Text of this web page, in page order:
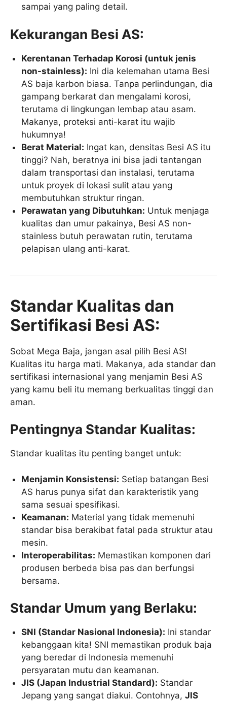
sampai yang paling detail.
Kekurangan Besi AS:
Kerentanan Terhadap Korosi (untuk jenis
non-stainless): Ini dia kelemahan utama Besi
AS baja karbon biasa. Tanpa perlindungan, dia
gampang berkarat dan mengalami korosi,
terutama di lingkungan lembap atau asam.
Makanya, proteksi anti-karat itu wajib
hukumnya!
Berat Material: Ingat kan, densitas Besi AS itu
tinggi? Nah, beratnya ini bisa jadi tantangan
dalam transportasi dan instalasi, terutama
untuk proyek di lokasi sulit atau yang
membutuhkan struktur ringan.
Perawatan yang Dibutuhkan: Untuk menjaga
kualitas dan umur pakainya, Besi AS non-
stainless butuh perawatan rutin, terutama
pelapisan ulang anti-karat.
Standar Kualitas dan
Sertifikasi Besi AS:
Sobat Mega Baja, jangan asal pilih Besi AS!
Kualitas itu harga mati. Makanya, ada standar dan
sertifikasi internasional yang menjamin Besi AS
yang kamu beli itu memang berkualitas tinggi dan
aman.
Pentingnya Standar Kualitas:
Standar kualitas itu penting banget untuk:
Menjamin Konsistensi: Setiap batangan Besi
AS harus punya sifat dan karakteristik yang
sama sesuai spesifikasi.
Keamanan: Material yang tidak memenuhi
standar bisa berakibat fatal pada struktur atau
mesin.
Interoperabilitas: Memastikan komponen dari
produsen berbeda bisa pas dan berfungsi
bersama.
Standar Umum yang Berlaku:
SNI (Standar Nasional Indonesia): Ini standar
kebanggaan kita! SNI memastikan produk baja
yang beredar di Indonesia memenuhi
persyaratan mutu dan keamanan.
JIS (Japan Industrial Standard): Standar
Jepang yang sangat diakui. Contohnya,JIS